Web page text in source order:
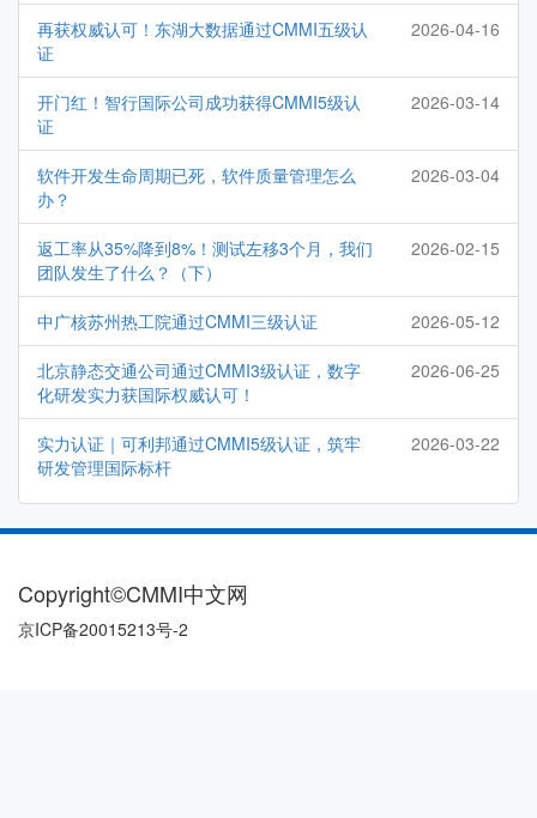
再获权威认可！东湖大数据通过CMMI五级认
证
2026-04-16
开门红！智行国际公司成功获得CMMI5级认
证
2026-03-14
软件开发生命周期已死，软件质量管理怎么
办？
2026-03-04
返工率从35%降到8%！测试左移3个月，我们
团队发生了什么？（下）
2026-02-15
中广核苏州热工院通过CMMI三级认证 2026-05-12
北京静态交通公司通过CMMI3级认证，数字
化研发实力获国际权威认可！
2026-06-25
实力认证｜可利邦通过CMMI5级认证，筑牢
研发管理国际标杆
2026-03-22
Copyright©CMMI中文网
京ICP备20015213号-2